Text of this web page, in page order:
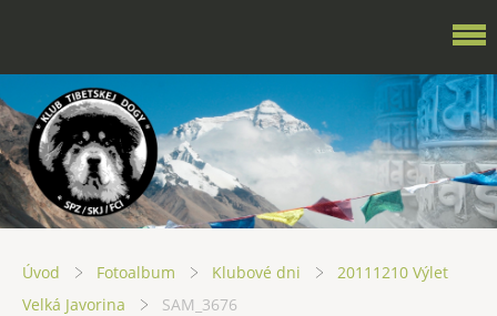
Úvod Fotoalbum Klubové dni
20111210 Výlet
Velká Javorina
SAM_3676